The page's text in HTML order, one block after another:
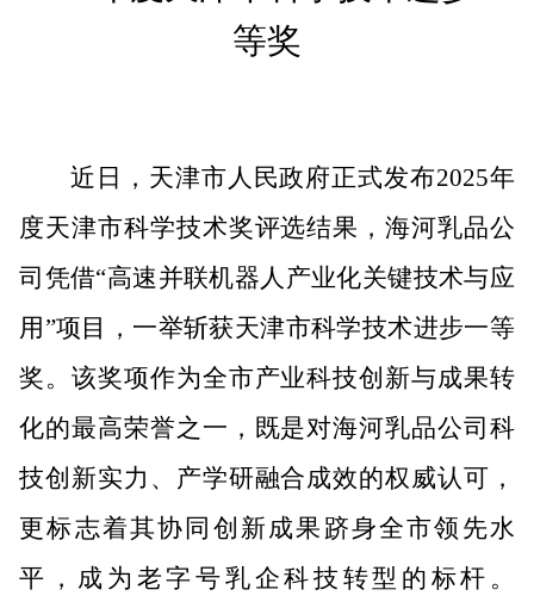
等奖
近日，天津市人民政府正式发布2025年
度天津市科学技术奖评选结果，海河乳品公
司 凭借“高速并联机器人产业化关键技术与应
用”项目，一举斩获天津市科学技术进步一等
奖。该奖项作为全市产业科技创新与成果转
化的最高荣誉之一，既是对海河乳品公司 科
技创新实力、产学研融合成效的权威认可，
更标志着其协同创新成果跻身全市领先水
平，成为老字号乳企科技转型的标杆。